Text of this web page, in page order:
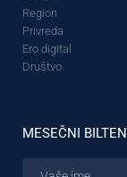
Region
Privreda
Ero digital
Društvo
MESEČNI BILTEN